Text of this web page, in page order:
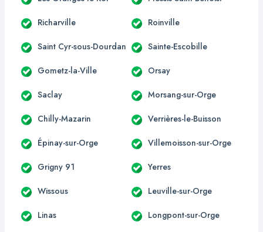
Richarville Roinville
Saint Cyr-sous-Dourdan Sainte-Escobille
Gometz-la-Ville Orsay
Saclay Morsang-sur-Orge
Chilly-Mazarin Verrières-le-Buisson
Épinay-sur-Orge Villemoisson-sur-Orge
Grigny 91 Yerres
Wissous Leuville-sur-Orge
Linas Longpont-sur-Orge